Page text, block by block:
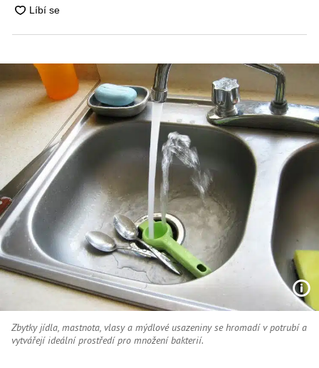
Zbytky jídla, mastnota, vlasy a mýdlové usazeniny se hromadí v potrubí a
vytvářejí ideální prostředí pro množení bakterií.